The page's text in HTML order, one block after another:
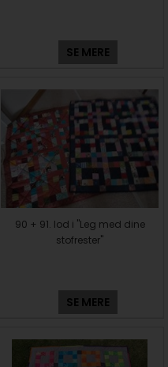
SE MERE
90 + 91. lod i "Leg med dine
stofrester"
SE MERE